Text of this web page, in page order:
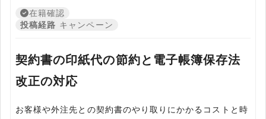
在籍確認
投稿経路 キャンペーン
契約書の印紙代の節約と電子帳簿保存法
改正の対応
お客様や外注先との契約書のやり取りにかかるコストと時